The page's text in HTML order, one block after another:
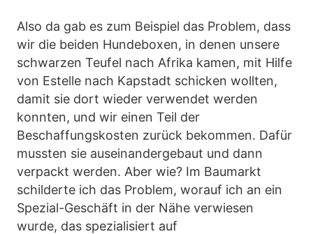
Also da gab es zum Beispiel das Problem, dass
wir die beiden Hundeboxen, in denen unsere
schwarzen Teufel nach Afrika kamen, mit Hilfe
von Estelle nach Kapstadt schicken wollten,
damit sie dort wieder verwendet werden
konnten, und wir einen Teil der
Beschaffungskosten zurück bekommen. Dafür
mussten sie auseinandergebaut und dann
verpackt werden. Aber wie? Im Baumarkt
schilderte ich das Problem, worauf ich an ein
Spezial-Geschäft in der Nähe verwiesen
wurde, das spezialisiert auf